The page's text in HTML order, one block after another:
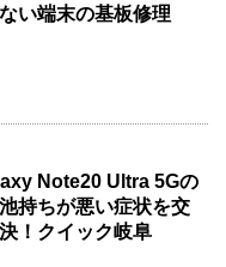
い端末の基板修理
Note20 Ultra 5Gの
持ちが悪い症状を交
！クイック岐阜